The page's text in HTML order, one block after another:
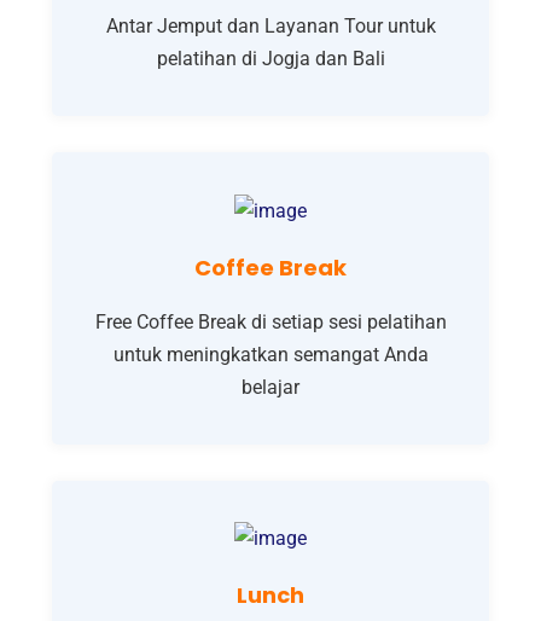
Antar Jemput dan Layanan Tour untuk
pelatihan di Jogja dan Bali
Coffee Break
Free Coffee Break di setiap sesi pelatihan
untuk meningkatkan semangat Anda
belajar
Lunch